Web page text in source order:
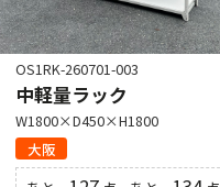
OS1RK-260701-003
中軽量ラック
W1800×D450×H1800
大阪